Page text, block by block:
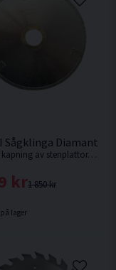
Sågklinga Diamant
Skiva för kapning av stenplattor, plast, glasfiber, polyesterbaserade produkter, glasfiberarmerad polyester, etc.
1 850 kr
kr
lager